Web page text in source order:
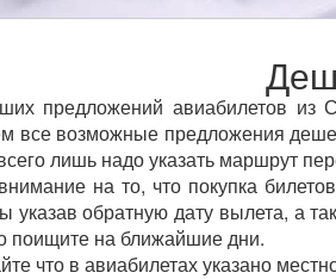
предложений авиабилетов из
все возможные предложения
лишь надо указать маршрут
на то, что покупка
указав обратную дату вылета, а
поищите на ближайшие дни.
что в авиабилетах указано